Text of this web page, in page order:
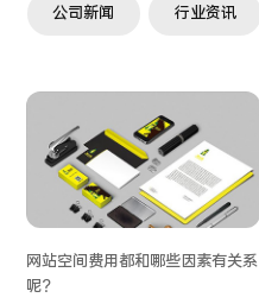
公司新闻 行业资讯
网站空间费用都和哪些因素有关系
呢？